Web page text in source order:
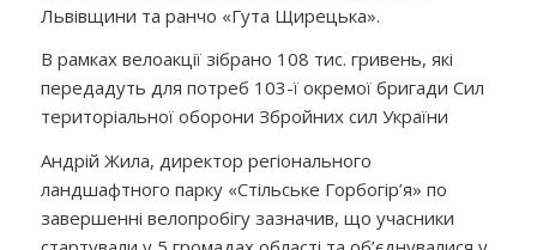
Львівщини та ранчо «Гута Щирецька».
В рамках велоакції зібрано 108 тис. гривень, які
передадуть для потреб 103-ї окремої бригади Сил
територіальної оборони Збройних сил України
Андрій Жила, директор регіонального
ландшафтного парку «Стільське Горбогір’я» по
завершенні велопробігу зазначив, що учасники